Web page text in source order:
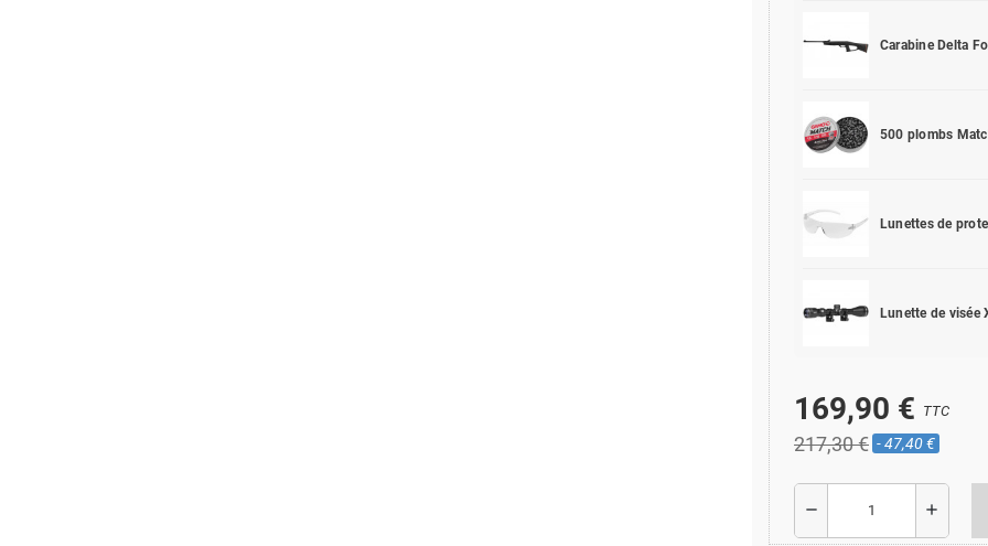
Carabine Delta
500 plombs
Lunettes de
Lunette de visée
169,90 € TTC
217,30 € - 47,40 €
remove add